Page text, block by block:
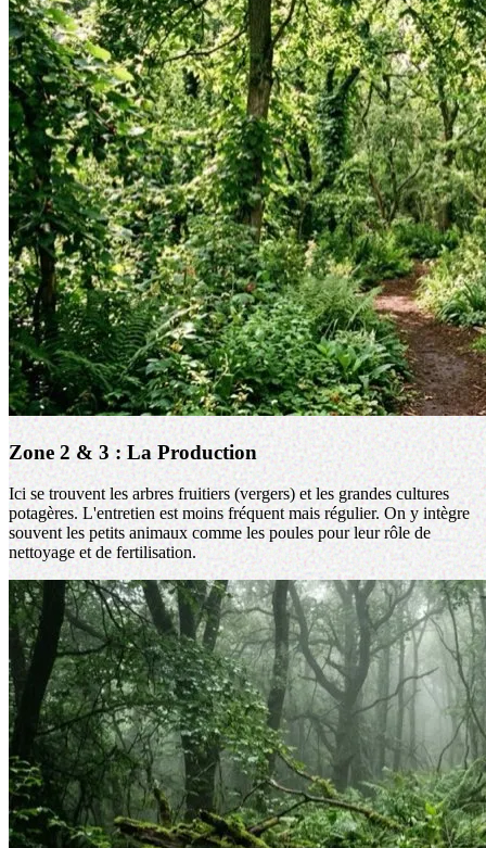
Zone 2 & 3 : La Production
Ici se trouvent les arbres fruitiers (vergers) et les grandes cultures
potagères. L'entretien est moins fréquent mais régulier. On y intègre
souvent les petits animaux comme les poules pour leur rôle de
nettoyage et de fertilisation.